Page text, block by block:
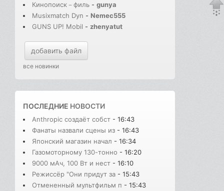
Кинопоиск－филь - gunya
Musixmatch Dyn - Nemec555
GUNS UP! Mobil - zhenyatut
добавить файл
все новинки
ПОСЛЕДНИЕ НОВОСТИ
Anthropic создаёт собст - 16:43
Фанаты назвали сцены из - 16:43
Японский магазин начал - 16:34
Газомоторному 130-тонно - 16:20
9000 мАч, 100 Вт и нест - 16:10
Режиссёр "Они придут за - 15:43
Отмененный мультфильм п - 15:43